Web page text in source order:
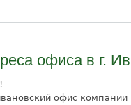
офиса в г.
офис